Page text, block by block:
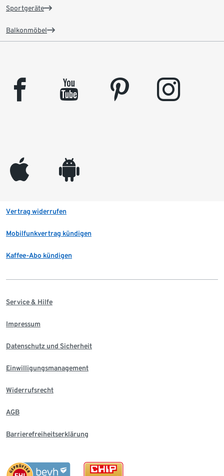
Sportgeräte
Balkonmöbel
facebook youtube pinterest instagram
appleinc android
Vertrag widerrufen
Mobilfunkvertrag kündigen
Kaffee-Abo kündigen
Service & Hilfe
Impressum
Datenschutz und Sicherheit
Einwilligungsmanagement
Widerrufsrecht
AGB
Barrierefreiheitserklärung